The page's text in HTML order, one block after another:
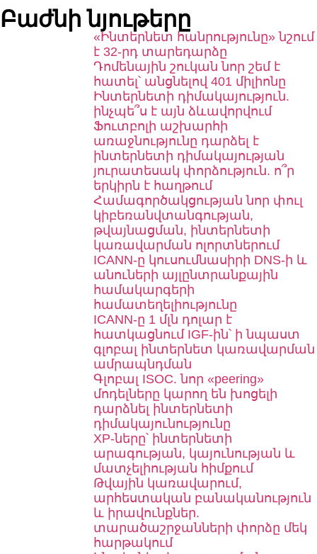
Բաժնի նյութերը
«Ինտերնետ հանրությունը» նշում
է 32-րդ տարեդարձը
Դոմենային շուկան նոր շեմ է
հատել՝ անցնելով 401 միլիոնը
Ինտերնետի դիմակայություն.
ինչպե՞ս է այն ձևավորվում
Ֆուտբոլի աշխարհի
առաջնությունը դարձել է
ինտերնետի դիմակայության
յուրատեսակ փորձություն. ո՞ր
երկիրն է հաղթում
Համագործակցության նոր փուլ
կիբեռանվտանգության,
թվայնացման, ինտերնետի
կառավարման ոլորտներում
ICANN-ը կուսումնասիրի DNS-ի և
անուների այլընտրանքային
համակարգերի
համատեղելիությունը
ICANN-ը 1 մլն դոլար է
հատկացնում IGF-ին՝ ի նպաստ
գլոբալ ինտերնետ կառավարման
ամրապնդման
Գլոբալ ISOC. նոր «peering»
մոդելները կարող են խոցելի
դարձնել ինտերնետի
դիմակայունությունը
XP-ները՝ ինտերնետի
արագության, կայունության և
մատչելիության հիմքում
Թվային կառավարում,
արհեստական բանականություն
և իրավունքներ.
տարածաշրջանների փորձը մեկ
հարթակում